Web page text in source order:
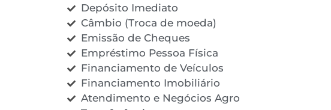
Depósito Imediato
Câmbio (Troca de moeda)
Emissão de Cheques
Empréstimo Pessoa Física
Financiamento de Veículos
Financiamento Imobiliário
Atendimento e Negócios Agro